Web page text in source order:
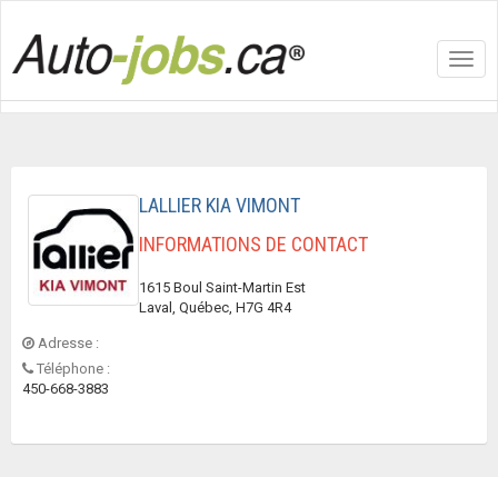
LALLIER KIA VIMONT
INFORMATIONS DE CONTACT
Adresse :
1615 Boul Saint-Martin Est
Laval, Québec, H7G 4R4
Téléphone :
450-668-3883